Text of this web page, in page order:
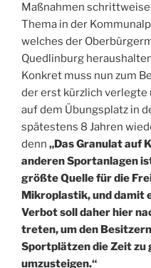
Maßnahmen
Thema in der
welches der
Quedlinburg
Konkret muss nun zum
der erst kürzlich
auf dem Übungsplatz in
spätestens 8 Jahren
denn „Das Granulat auf
anderen Sportanlagen
größte Quelle für die
Mikroplastik, und damit
Verbot soll daher hier
treten, um den
Sportplätzen die Zeit
umzusteigen.“